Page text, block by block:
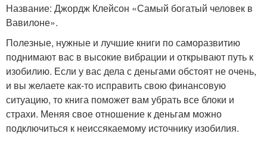
Название: Джордж Клейсон «Самый богатый человек в
Вавилоне».
Полезные, нужные и лучшие книги по саморазвитию
поднимают вас в высокие вибрации и открывают путь к
изобилию. Если у вас дела с деньгами обстоят не очень,
и вы желаете как-то исправить свою финансовую
ситуацию, то книга поможет вам убрать все блоки и
страхи. Меняя свое отношение к деньгам можно
подключиться к неиссякаемому источнику изобилия.